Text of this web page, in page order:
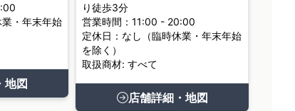
・年末年始
地図
り徒歩3分
営業時間：11:00 - 20:00
定休日：なし（臨時休業・年末年始
を除く）
取扱商材: すべて
店舗詳細・地図